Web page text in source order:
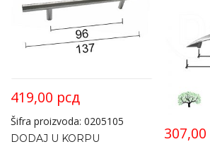
419,00 рсд
Šifra proizvoda: 0205105
DODAJ U KORPU 307,00